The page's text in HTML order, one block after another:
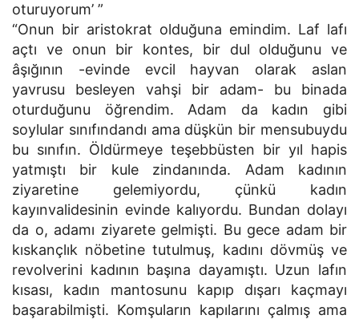
oturuyorum’ ”
“Onun bir aristokrat olduğuna emindim. Laf lafı
açtı ve onun bir kontes, bir dul olduğunu ve
âşığının -evinde evcil hayvan olarak aslan
yavrusu besleyen vahşi bir adam- bu binada
oturduğunu öğrendim. Adam da kadın gibi
soylular sınıfındandı ama düşkün bir mensubuydu
bu sınıfın. Öldürmeye teşebbüsten bir yıl hapis
yatmıştı bir kule zindanında. Adam kadının
ziyaretine gelemiyordu, çünkü kadın
kayınvalidesinin evinde kalıyordu. Bundan dolayı
da o, adamı ziyarete gelmişti. Bu gece adam bir
kıskançlık nöbetine tutulmuş, kadını dövmüş ve
revolverini kadının başına dayamıştı. Uzun lafın
kısası, kadın mantosunu kapıp dışarı kaçmayı
başarabilmişti. Komşuların kapılarını çalmış ama